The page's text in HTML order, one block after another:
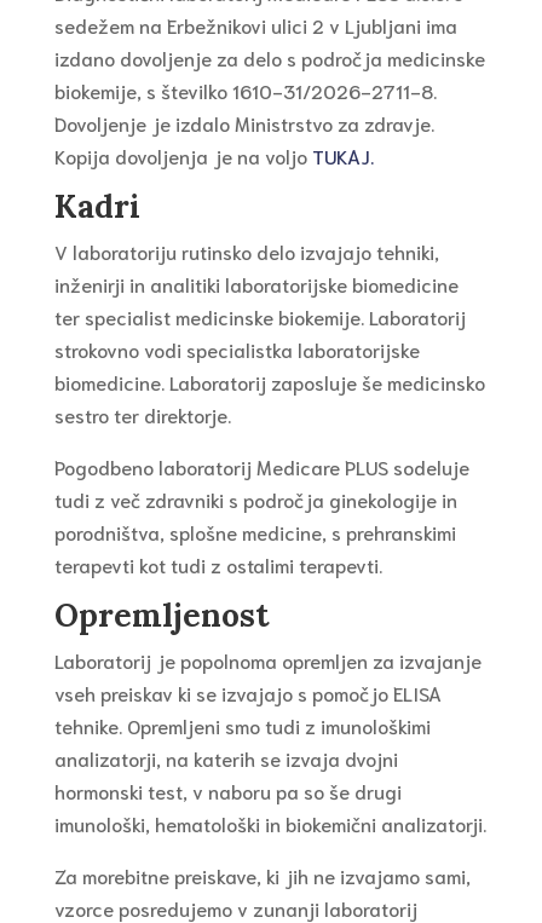
sedežem na Erbežnikovi ulici 2 v Ljubljani ima
izdano dovoljenje za delo s področja medicinske
biokemije, s številko 1610-31/2026-2711-8.
Dovoljenje je izdalo Ministrstvo za zdravje.
Kopija dovoljenja je na voljo TUKAJ.
Kadri
V laboratoriju rutinsko delo izvajajo tehniki,
inženirji in analitiki laboratorijske biomedicine
ter specialist medicinske biokemije. Laboratorij
strokovno vodi specialistka laboratorijske
biomedicine. Laboratorij zaposluje še medicinsko
sestro ter direktorje.
Pogodbeno laboratorij Medicare PLUS sodeluje
tudi z več zdravniki s področja ginekologije in
porodništva, splošne medicine, s prehranskimi
terapevti kot tudi z ostalimi terapevti.
Opremljenost
Laboratorij je popolnoma opremljen za izvajanje
vseh preiskav ki se izvajajo s pomočjo ELISA
tehnike. Opremljeni smo tudi z imunološkimi
analizatorji, na katerih se izvaja dvojni
hormonski test, v naboru pa so še drugi
imunološki, hematološki in biokemični analizatorji.
Za morebitne preiskave, ki jih ne izvajamo sami,
vzorce posredujemo v zunanji laboratorij